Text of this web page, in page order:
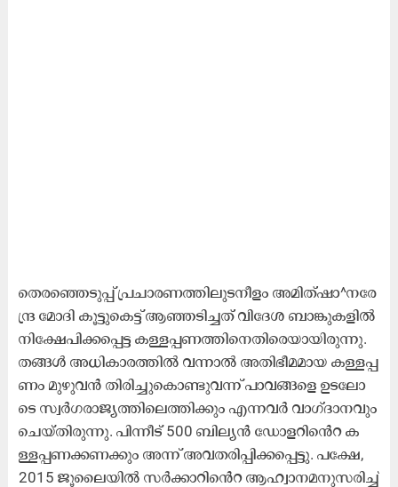
തെ​ര​ഞ്ഞെ​ടു​പ്പ്​ പ്ര​ചാ​ര​ണ​ത്തി​ലു​ട​നീ​ളം അ​മി​ത്​​ഷാ^​ന​രേ​
ന്ദ്ര മോ​ദി കൂ​ട്ടു​കെ​ട്ട്​ ആ​ഞ്ഞ​ടി​ച്ച​ത്​ വി​ദേ​ശ ബാ​ങ്കു​ക​ളി​ൽ
നി​ക്ഷേ​പി​ക്ക​പ്പെ​ട്ട ക​ള്ള​പ്പ​ണ​ത്തി​നെ​തി​രെ​യാ​യി​രു​ന്നു.
ത​ങ്ങ​ൾ അ​ധി​കാ​ര​ത്തി​ൽ വ​ന്നാ​ൽ അ​തി​ഭീ​മ​മാ​യ ക​ള്ള​പ്പ​
ണം മു​ഴു​വ​ൻ തി​രി​ച്ചു​കൊ​ണ്ടു​വ​ന്ന്​ പാ​വ​ങ്ങ​ളെ ഉ​ട​ലോ​
ടെ സ്വ​ർ​ഗ​രാ​ജ്യ​ത്തി​ലെ​ത്തി​ക്കും എ​ന്നവ​ർ വാ​ഗ്​​ദാ​ന​വും
ചെ​യ്​​തി​രു​ന്നു. പി​ന്നീ​ട്​ 500 ബി​ല്യ​ൻ ഡോ​ള​റി​െ​ൻ​റ ക​
ള്ള​പ്പ​ണ​ക്ക​ണ​ക്കും അ​ന്ന്​ അ​വ​ത​രി​പ്പി​ക്ക​പ്പെ​ട്ടു. പ​ക്ഷേ,
2015 ജൂ​ലൈ​യി​ൽ സ​ർ​ക്കാ​റി​െ​ൻ​റ ആ​ഹ്വാ​ന​മ​നു​സ​രി​ച്ച്​